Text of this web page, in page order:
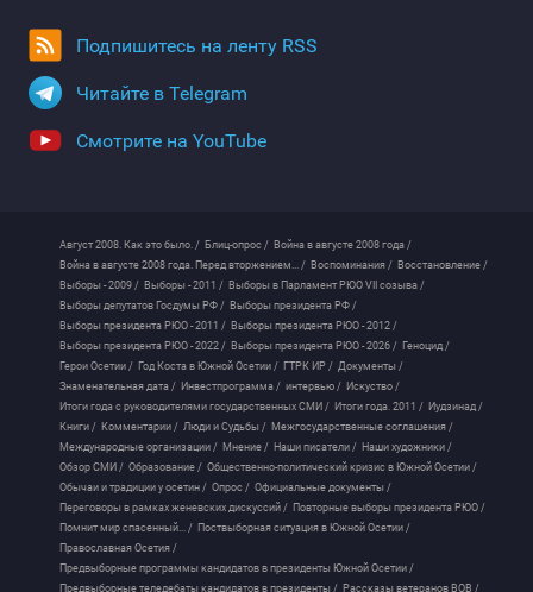
Подпишитесь на ленту RSS
Читайте в Telegram
Смотрите на YouTube
Август 2008. Как это было. / Блиц-опрос / Война в августе 2008 года /
Война в августе 2008 года. Перед вторжением... / Воспоминания / Восстановление /
Выборы - 2009 / Выборы - 2011 / Выборы в Парламент РЮО VII созыва /
Выборы депутатов Госдумы РФ / Выборы президента РФ /
Выборы президента РЮО - 2011 / Выборы президента РЮО - 2012 /
Выборы президента РЮО - 2022 / Выборы президента РЮО - 2026 / Геноцид /
Герои Осетии / Год Коста в Южной Осетии / ГТРК ИР / Документы /
Знаменательная дата / Инвестпрограмма / интервью / Искуство /
Итоги года с руководителями государственных СМИ / Итоги года. 2011 / Иудзинад /
Книги / Комментарии / Люди и Судьбы / Межгосударственные соглашения /
Международные организации / Мнение / Наши писатели / Наши художники /
Обзор СМИ / Образование / Общественно-политический кризис в Южной Осетии /
Обычаи и традиции у осетин / Опрос / Официальные документы /
Переговоры в рамках женевских дискуссий / Повторные выборы президента РЮО /
Помнит мир спасенный... / Поствыборная ситуация в Южной Осетии /
Православная Осетия /
Предвыборные программы кандидатов в президенты Южной Осетии /
Предвыборные теледебаты кандидатов в президенты / Рассказы ветеранов ВОВ /